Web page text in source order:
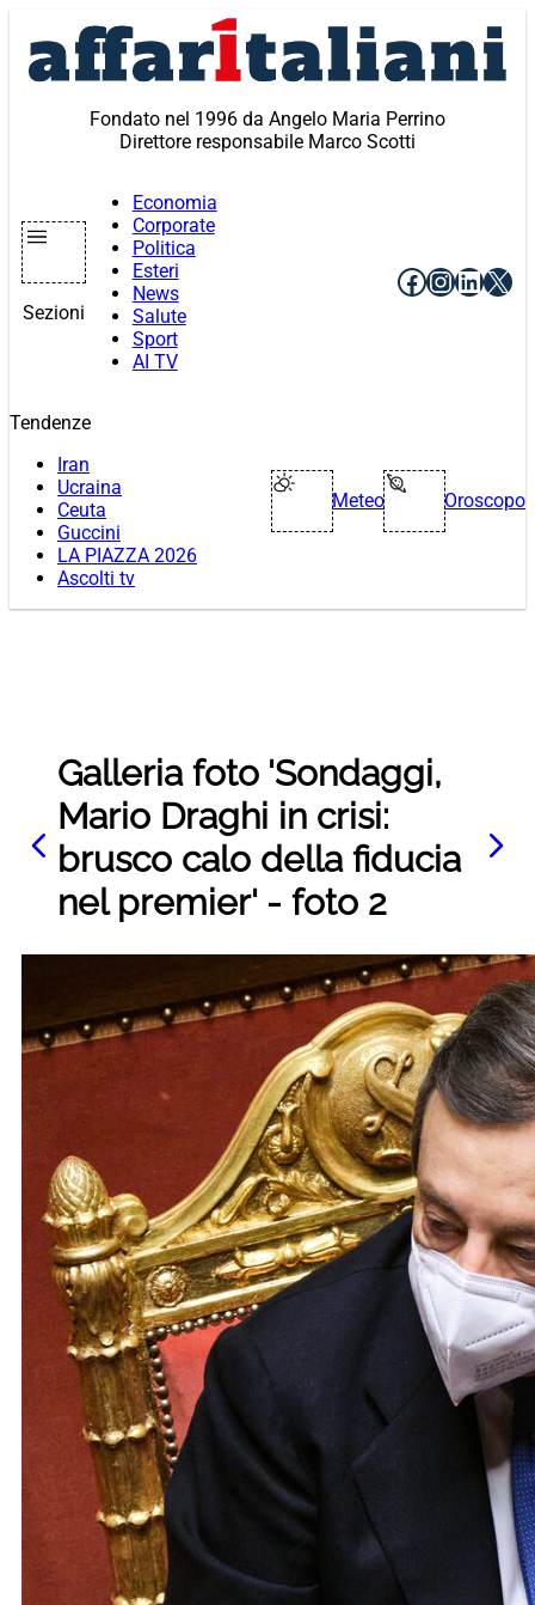
contenuto
Fondato nel 1996 da Angelo Maria Perrino
Direttore responsabile Marco Scotti
Sezioni
Economia
Corporate
Politica
Esteri
News
Salute
Sport
AI TV
Facebook
X
Tendenze
Iran
Ucraina
Ceuta
Guccini
LA PIAZZA 2026
Ascolti tv
Meteo Oroscopo
Galleria foto 'Sondaggi,
Mario Draghi in crisi:
brusco calo della fiducia
nel premier' - foto 2